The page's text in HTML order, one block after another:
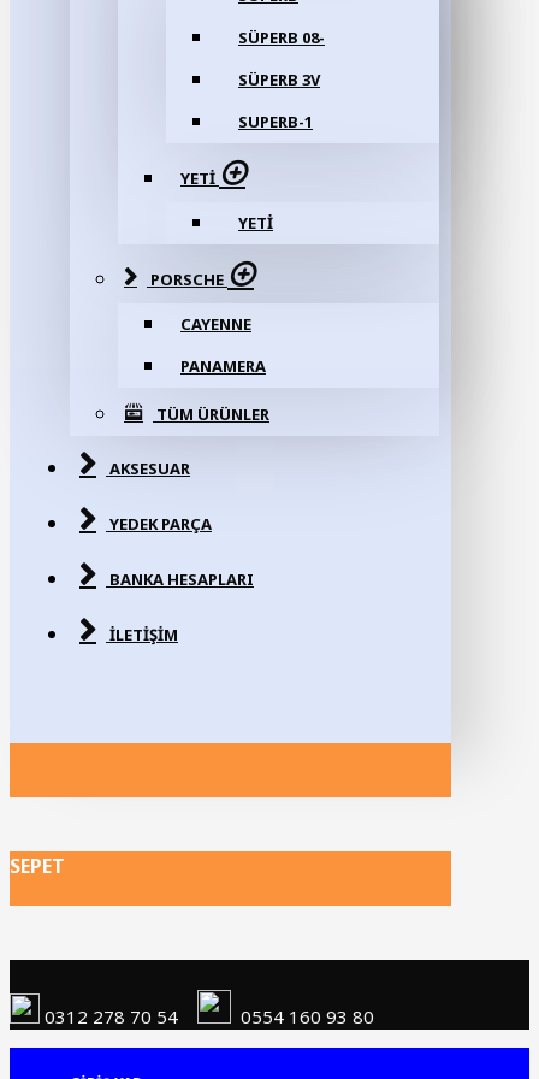
SÜPERB 08-
SÜPERB 3V
SUPERB-1
YETI
YETI
PORSCHE
CAYENNE
PANAMERA
TÜM ÜRÜNLER
AKSESUAR
YEDEK PARÇA
BANKA HESAPLARI
İLETIŞIM
SEPET
0312 278 70 54 0554 160 93 80